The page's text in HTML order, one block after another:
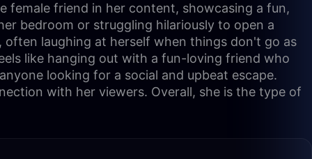
female friend in her content, showcasing a fun,
bedroom or struggling hilariously to open a
laughing at herself when things don't go as
like hanging out with a fun-loving friend who
looking for a social and upbeat escape.
with her viewers. Overall, she is the type of